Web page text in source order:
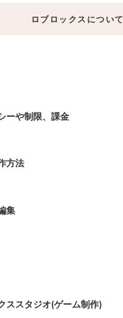
ロブロックスについて
ーや制限、課金
方法
集
ススタジオ(ゲーム制作)